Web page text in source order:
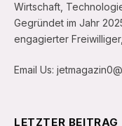
Wirtschaft,
Gegründet im Jahr
engagierter
Email Us:
LETZTER BEITRAG